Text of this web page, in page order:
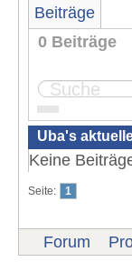
Beiträge
0 Beiträge
Uba's
Keine
Seite: 1
Forum